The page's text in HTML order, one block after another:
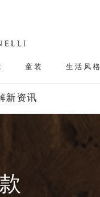
童装 生活风
新资讯